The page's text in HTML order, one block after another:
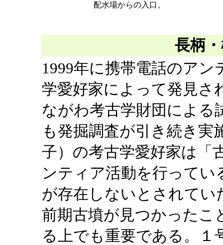
配水場からの入口。
長柄
1999年に携帯電話のア
学愛好家によって発見さ
ながわ考古学財団による
も発掘調査が引き続き実
子）の考古学愛好家は「
ンティア活動を行って
が存在しないとされてい
前期古墳が見つかったこ
る上でも重要である。１